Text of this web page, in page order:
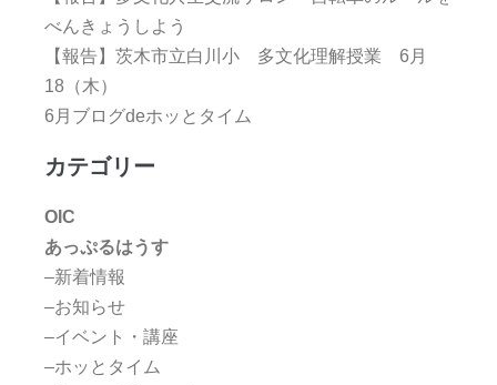
べんきょうしよう
【報告】茨木市立白川小 多文化理解授業 6月
18（木）
6月ブログdeホッとタイム
カテゴリー
OIC
あっぷるはうす
–新着情報
–お知らせ
–イベント・講座
–ホッとタイム